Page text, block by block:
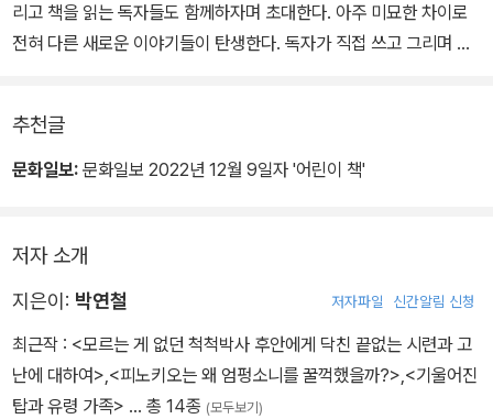
리고 책을 읽는 독자들도 함께하자며 초대한다. 아주 미묘한 차이로
전혀 다른 새로운 이야기들이 탄생한다. 독자가 직접 쓰고 그리며 그
추천글
문화일보: 문화일보 2022년 12월 9일자 '어린이 책'
저자 소개
지은이: 박연철 저자파일 신간알림 신청
최근작 : <모르는 게 없던 척척박사 후안에게 닥친 끝없는 시련과 고
난에 대하여>,<피노키오는 왜 엄펑소니를 꿀꺽했을까?>,<기울어진
탑과 유령 가족> … 총 14종 (모두보기)